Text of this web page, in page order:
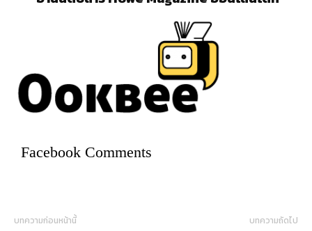
Facebook Comments
บทความก่อนหน้านี้ บทความถัดไป